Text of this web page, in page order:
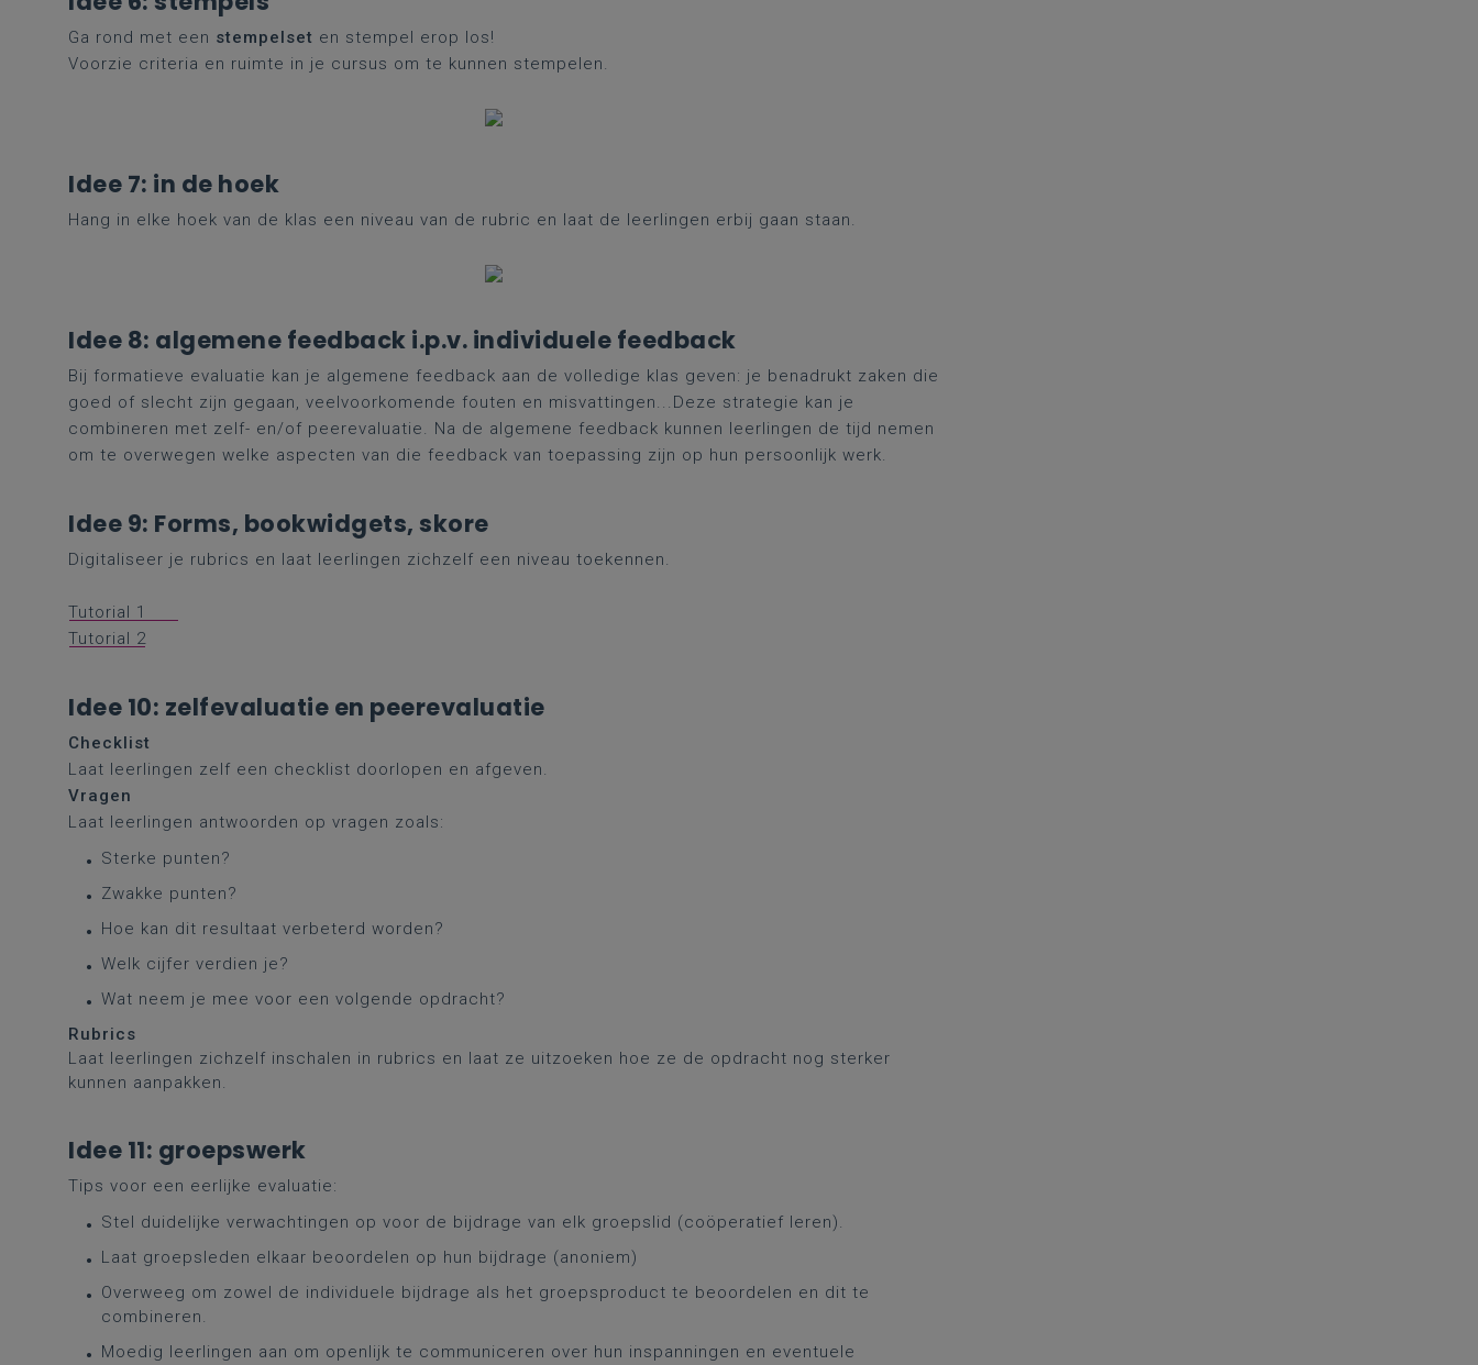
Ga rond met een stempelset en stempel erop los!
Voorzie criteria en ruimte in je cursus om te kunnen stempelen.
Idee 7: in de hoek
Hang in elke hoek van de klas een niveau van de rubric en laat de leerlingen erbij gaan staan.
Idee 8: algemene feedback i.p.v. individuele feedback
Bij formatieve evaluatie kan je algemene feedback aan de volledige klas geven: je benadrukt zaken die
goed of slecht zijn gegaan, veelvoorkomende fouten en misvattingen...Deze strategie kan je
combineren met zelf- en/of peerevaluatie. Na de algemene feedback kunnen leerlingen de tijd nemen
om te overwegen welke aspecten van die feedback van toepassing zijn op hun persoonlijk werk.
Idee 9: Forms, bookwidgets, skore
Digitaliseer je rubrics en laat leerlingen zichzelf een niveau toekennen.
Tutorial 1
Tutorial 2
Idee 10: zelfevaluatie en peerevaluatie
Checklist
Laat leerlingen zelf een checklist doorlopen en afgeven.
Vragen
Laat leerlingen antwoorden op vragen zoals:
Sterke punten?
Zwakke punten?
Hoe kan dit resultaat verbeterd worden?
Welk cijfer verdien je?
Wat neem je mee voor een volgende opdracht?
Rubrics
Laat leerlingen zichzelf inschalen in rubrics en laat ze uitzoeken hoe ze de opdracht nog sterker
kunnen aanpakken.
Idee 11: groepswerk
Tips voor een eerlijke evaluatie:
Stel duidelijke verwachtingen op voor de bijdrage van elk groepslid (coöperatief leren).
Laat groepsleden elkaar beoordelen op hun bijdrage (anoniem)
Overweeg om zowel de individuele bijdrage als het groepsproduct te beoordelen en dit te
combineren.
Moedig leerlingen aan om openlijk te communiceren over hun inspanningen en eventuele